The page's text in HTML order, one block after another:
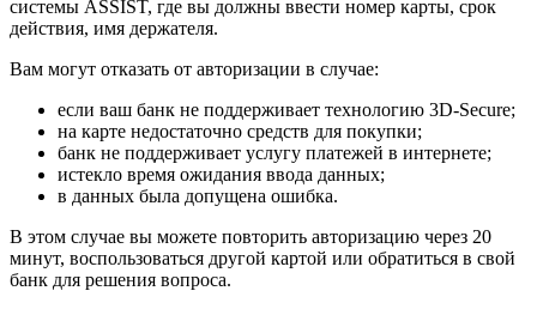
системы ASSIST, где вы должны ввести номер карты, срок
действия, имя держателя.
Вам могут отказать от авторизации в случае:
если ваш банк не поддерживает технологию 3D-Secure;
на карте недостаточно средств для покупки;
банк не поддерживает услугу платежей в интернете;
истекло время ожидания ввода данных;
в данных была допущена ошибка.
В этом случае вы можете повторить авторизацию через 20
минут, воспользоваться другой картой или обратиться в свой
банк для решения вопроса.